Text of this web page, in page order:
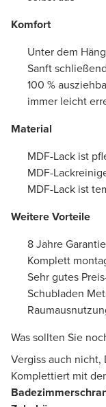
Komfort
Unter dem
Sanft
100 %
immer leicht
Material
MDF-Lack ist
MDF-
MDF-Lack ist
Weitere Vorteile
8 Jahre Garantie
Komplett
Sehr gutes
Schubladen
Was sollten Sie
Vergiss auch nicht,
Komplettiert mit